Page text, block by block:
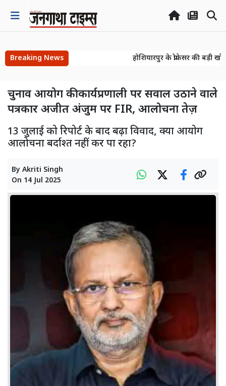
Breaking News
होशियारपुर के प्रोफेसर की बड़ी
चुनाव आयोग की कार्यप्रणाली पर सवाल उठाने वाले
पत्रकार अजीत अंजुम पर FIR, आलोचना तेज़
13 जुलाई को रिपोर्ट के बाद बढ़ा विवाद, क्या आयोग
आलोचना बर्दाश्त नहीं कर पा रहा?
By Akriti Singh
On 14 Jul 2025